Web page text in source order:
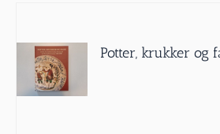
Potter, krukker og